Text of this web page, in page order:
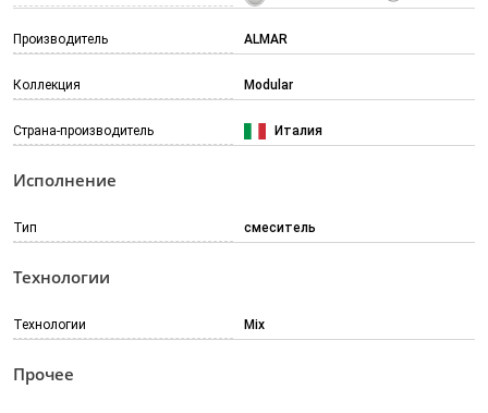
Производитель ALMAR
Коллекция Modular
Страна-производитель Италия
Исполнение
Тип смеситель
Технологии
Технологии Mix
Прочее